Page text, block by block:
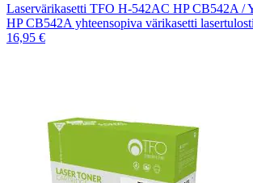
Laservärikasetti TFO H-542AC HP CB542A /
HP CB542A yhteensopiva värikasetti
16,95 €